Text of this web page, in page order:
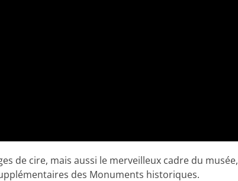
de cire, mais aussi le merveilleux cadre du musée,
des Monuments historiques.